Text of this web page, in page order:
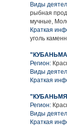
Виды
рыбная
мучные,
Краткая
уголь
Регион:
Виды
Краткая
Регион:
Виды
Краткая